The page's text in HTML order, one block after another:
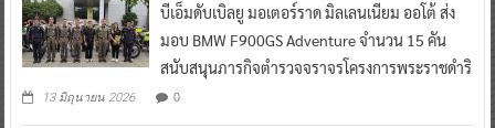
บีเอ็มดับเบิลยู มอเตอร์ราด มิลเลนเนียม ออโต้ ส่ง
มอบ BMW F900GS Adventure จำนวน 15 คัน
สนับสนุนภารกิจตำรวจจราจรโครงการพระราชดำริ
13 มิถุนายน 2026 0